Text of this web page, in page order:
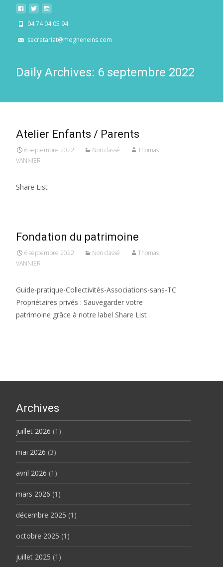
04 74 04 05 94
secretariat@mogneneins.com
Daily Archives: 6 septembre 2022
Atelier Enfants / Parents
6 septembre 2022 Non classé
Thomas
VANNIER
Share List
Fondation du patrimoine
6 septembre 2022 Non classé
Thomas
VANNIER
Guide-pratique-Collectivités-Associations-sans-TC
Propriétaires privés : Sauvegarder votre
patrimoine grâce à notre label Share List
Archives
juillet 2026 (1)
mai 2026 (3)
avril 2026 (1)
mars 2026 (1)
décembre 2025 (1)
octobre 2025 (1)
juillet 2025 (1)